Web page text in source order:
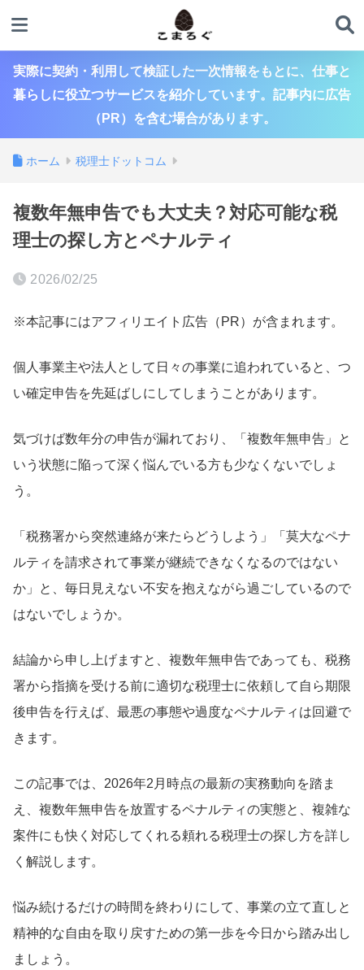
実際に契約・利用して検証した一次情報をもとに、仕事と
暮らしに役立つサービスを紹介しています。記事内に広告
（PR）を含む場合があります。
ホーム 税理士ドットコム
複数年無申告でも大丈夫？対応可能な税
理士の探し方とペナルティ
2026/02/25
※本記事にはアフィリエイト広告（PR）が含まれます。
個人事業主や法人として日々の事業に追われていると、つ
い確定申告を先延ばしにしてしまうことがあります。
気づけば数年分の申告が漏れており、「複数年無申告」と
いう状態に陥って深く悩んでいる方も少なくないでしょ
う。
「税務署から突然連絡が来たらどうしよう」「莫大なペナ
ルティを請求されて事業が継続できなくなるのではない
か」と、毎日見えない不安を抱えながら過ごしているので
はないでしょうか。
結論から申し上げますと、複数年無申告であっても、税務
署から指摘を受ける前に適切な税理士に依頼して自ら期限
後申告を行えば、最悪の事態や過度なペナルティは回避で
きます。
この記事では、2026年2月時点の最新の実務動向を踏ま
え、複数年無申告を放置するペナルティの実態と、複雑な
案件にも快く対応してくれる頼れる税理士の探し方を詳し
く解説します。
悩み続けるだけの時間を終わりにして、事業の立て直しと
精神的な自由を取り戻すための第一歩を今日から踏み出し
ましょう。